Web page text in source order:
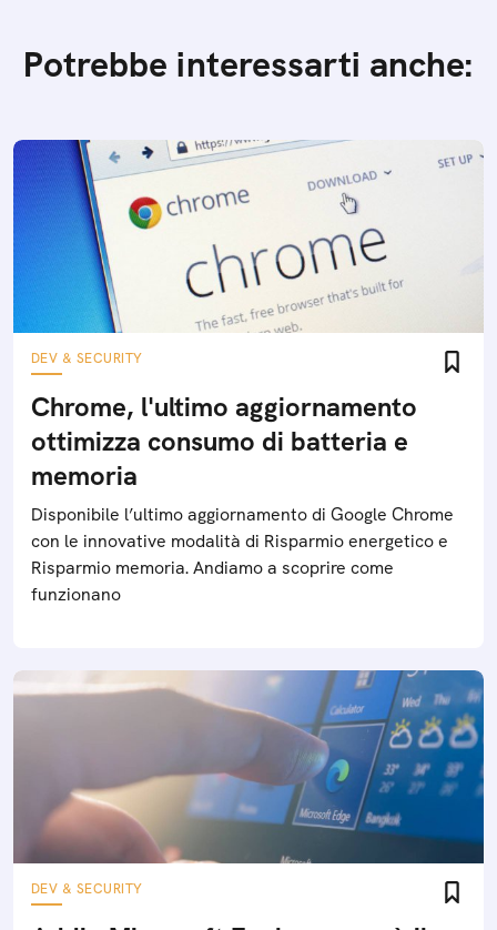
Potrebbe interessarti anche:
DEV & SECURITY
Chrome, l'ultimo aggiornamento
ottimizza consumo di batteria e
memoria
Disponibile l’ultimo aggiornamento di Google Chrome
con le innovative modalità di Risparmio energetico e
Risparmio memoria. Andiamo a scoprire come
funzionano
DEV & SECURITY